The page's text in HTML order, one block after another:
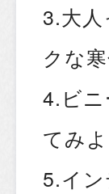
3.大
クな
4.ビ
てみ
5.イ